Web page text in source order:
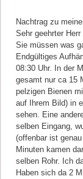
Nachtrag zu
Sehr geehrter Herr
Sie müssen was
Endgültiges
08:30 Uhr. In der
gesamt nur ca 15
pelzigen Bienen
auf Ihrem Bild) in
sehen. Eine
selben Eingang,
(offenbar ist
Minuten kamen
selben Rohr. Ich
Haben sich da 2